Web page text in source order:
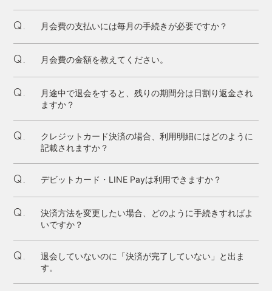
Q. 月会費の支払いには毎月の手続きが必要ですか？
Q. 月会費の金額を教えてください。
Q.
月途中で退会をすると、残りの期間分は日割り返金され
ますか？
Q.
クレジットカード決済の場合、利用明細にはどのように
記載されますか？
Q. デビットカード・LINE Payは利用できますか？
Q.
決済方法を変更したい場合、どのように手続きすればよ
いですか？
Q.
退会していないのに「決済が完了していない」と出ま
す。